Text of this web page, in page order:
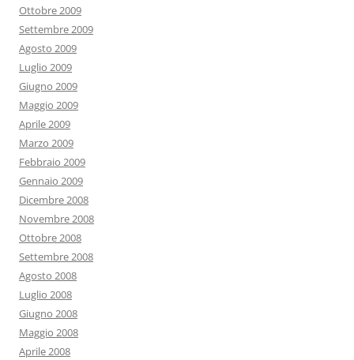
Ottobre 2009
Settembre 2009
Agosto 2009
Luglio 2009
Giugno 2009
Maggio 2009
Aprile 2009
Marzo 2009
Febbraio 2009
Gennaio 2009
Dicembre 2008
Novembre 2008
Ottobre 2008
Settembre 2008
Agosto 2008
Luglio 2008
Giugno 2008
Maggio 2008
Aprile 2008